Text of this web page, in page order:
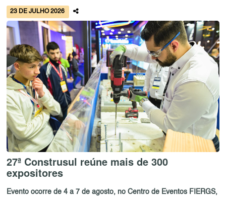
23 DE JULHO 2026
27ª Construsul reúne mais de 300
expositores
Evento ocorre de 4 a 7 de agosto, no Centro de Eventos FIERGS,